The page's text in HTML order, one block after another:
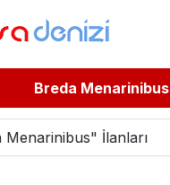
Breda Menarinibus
Menarinibus" İlanları